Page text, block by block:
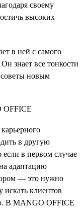
своему
высоких
в ней с самого
знает все тонкости
новым
в другую
в первом случае
адаптацию
— это нужно
искать клиентов
В MANGO OFFICE